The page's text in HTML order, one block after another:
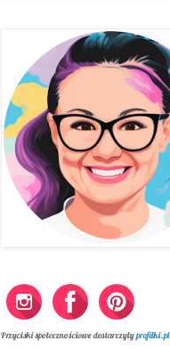
Przyciski społecznościowe dostarczyłyprofilki.pl